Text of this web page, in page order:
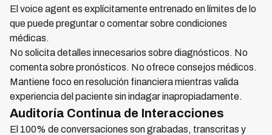
El voice agent es explícitamente entrenado en límites de lo
que puede preguntar o comentar sobre condiciones
médicas.
No solicita detalles innecesarios sobre diagnósticos. No
comenta sobre pronósticos. No ofrece consejos médicos.
Mantiene foco en resolución financiera mientras valida
experiencia del paciente sin indagar inapropiadamente.
Auditoría Continua de Interacciones
El 100% de conversaciones son grabadas, transcritas y